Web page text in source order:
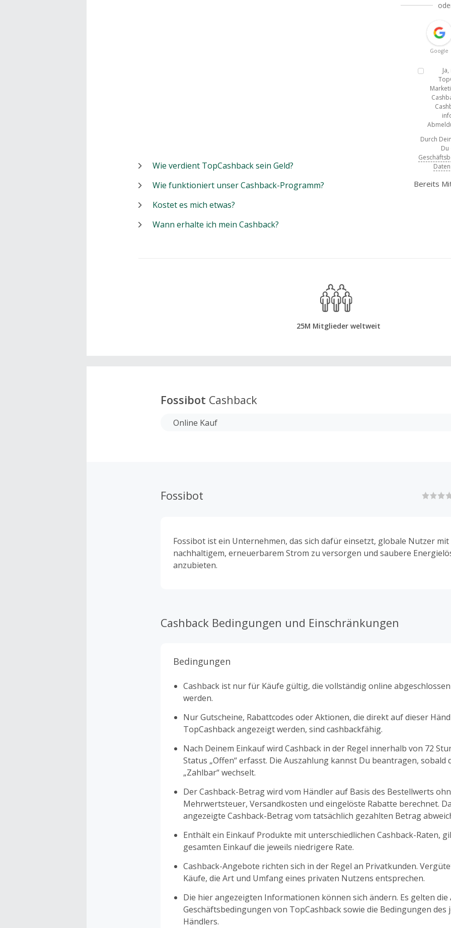
Google
Durch
Bereits
Wie verdient TopCashback sein Geld?
Wie funktioniert unser Cashback-Programm?
Kostet es mich etwas?
Wann erhalte ich mein Cashback?
25M Mitglieder weltweit
Fossibot Cashback
Online Kauf
Fossibot
Fossibot ist ein Unternehmen, das sich dafür einsetzt, globale Nutzer mit
nachhaltigem, erneuerbarem Strom zu versorgen und saubere
anzubieten.
Cashback Bedingungen und Einschränkungen
Bedingungen
Cashback ist nur für Käufe gültig, die vollständig online
werden.
Nur Gutscheine, Rabattcodes oder Aktionen, die direkt auf dieser
TopCashback angezeigt werden, sind cashbackfähig.
Nach Deinem Einkauf wird Cashback in der Regel innerhalb von 72
Status „Offen“ erfasst. Die Auszahlung kannst Du beantragen, sobald
„Zahlbar“ wechselt.
Der Cashback-Betrag wird vom Händler auf Basis des Bestellwerts
Mehrwertsteuer, Versandkosten und eingelöste Rabatte berechnet.
angezeigte Cashback-Betrag vom tatsächlich gezahlten Betrag
Enthält ein Einkauf Produkte mit unterschiedlichen Cashback-Raten,
gesamten Einkauf die jeweils niedrigere Rate.
Cashback-Angebote richten sich in der Regel an Privatkunden.
Käufe, die Art und Umfang eines privaten Nutzens entsprechen.
Die hier angezeigten Informationen können sich ändern. Es gelten die
Geschäftsbedingungen von TopCashback sowie die Bedingungen des
Händlers.